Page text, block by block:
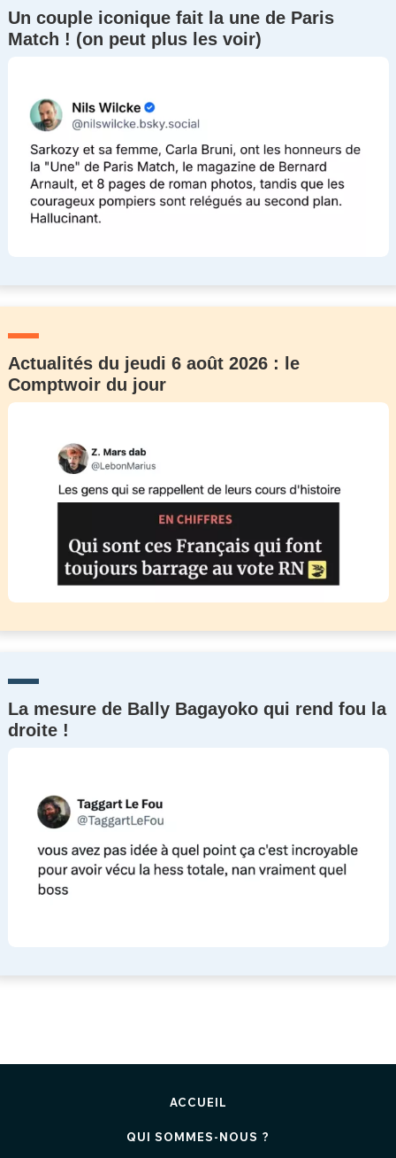
Un couple iconique fait la une de Paris
Match ! (on peut plus les voir)
Actualités du jeudi 6 août 2026 : le
Comptwoir du jour
La mesure de Bally Bagayoko qui rend fou la
droite !
ACCUEIL
QUI SOMMES-NOUS ?